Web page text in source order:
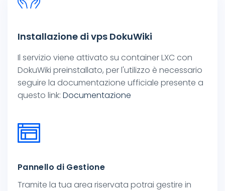
Installazione di vps DokuWiki
Il servizio viene attivato su container LXC con
DokuWiki preinstallato, per l'utilizzo è necessario
seguire la documentazione ufficiale presente a
questo link: Documentazione
Pannello di Gestione
Tramite la tua area riservata potrai gestire in